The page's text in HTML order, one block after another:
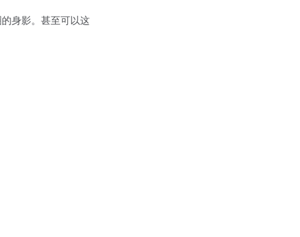
身影。甚至可以这